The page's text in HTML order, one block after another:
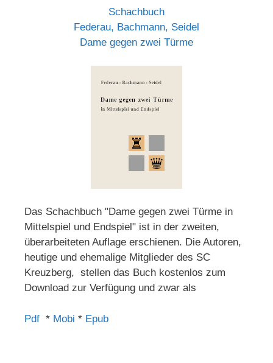
Schachbuch
Federau, Bachmann, Seidel
Dame gegen zwei Türme
Das Schachbuch "Dame gegen zwei Türme in
Mittelspiel und Endspiel" ist in der zweiten,
überarbeiteten Auflage erschienen. Die Autoren,
heutige und ehemalige Mitglieder des SC
Kreuzberg, stellen das Buch kostenlos zum
Download zur Verfügung und zwar als
Pdf * Mobi * Epub